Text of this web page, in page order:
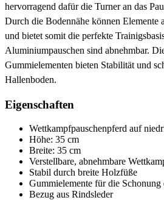
hervorragend dafür die Turner an das
Durch die Bodennähe können Elemente
und bietet somit die perfekte
Aluminiumpauschen sind abnehmbar.
Gummielementen bieten Stabilität und
Hallenboden.
Eigenschaften
Wettkampfpauschenpferd auf
Höhe: 35 cm
Breite: 35 cm
Verstellbare, abnehmbare
Stabil durch breite Holzfüße
Gummielemente für die Schonung
Bezug aus Rindsleder